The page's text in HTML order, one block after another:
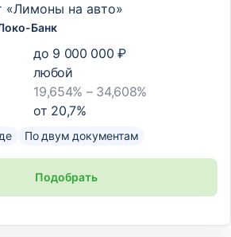
«Лимоны на авто»
Банк
до 9 000 000 ₽
любой
19,654% – 34,608%
от 20,7%
По двум документам
Подобрать